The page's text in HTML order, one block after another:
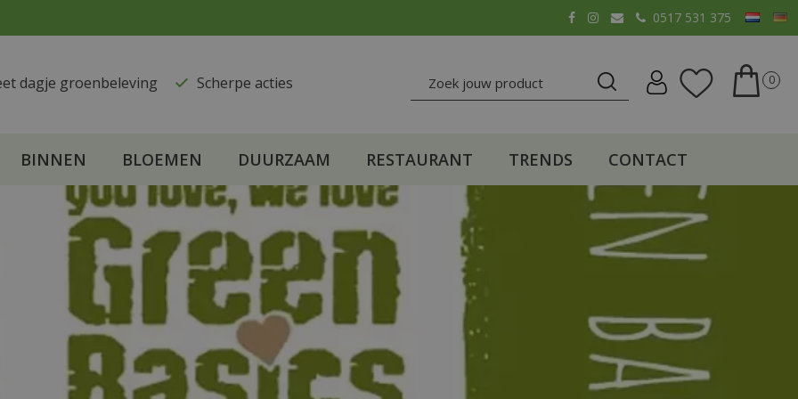
0517 531 375
dagje groenbeleving ​Scherpe acties
BINNEN BLOEMEN DUURZAAM RESTAURANT TRENDS CONTACT